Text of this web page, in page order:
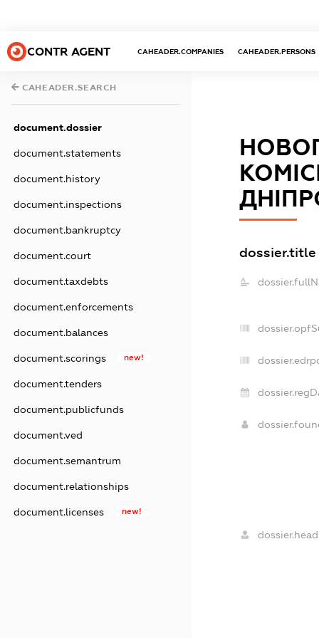
CONTR AGENT CAHEADER.COMPANIES CAHEADER.PERSONS
CAHEADER.SEARCH
document.dossier
document.statements
document.history
document.inspections
document.bankruptcy
document.court
document.taxdebts
document.enforcements
document.balances
document.scorings new!
document.tenders
document.publicfunds
document.ved
document.semantrum
document.relationships
document.licenses new!
dossier.title